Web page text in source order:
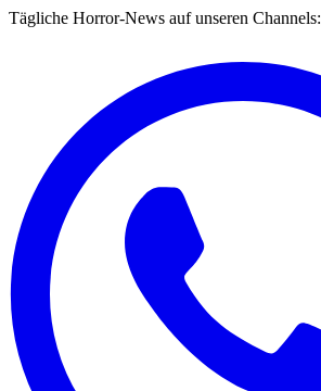
Tägliche Horror-News auf unseren Channels: